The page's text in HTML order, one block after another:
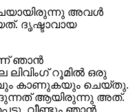
അവൾ
ദൃഷ്ടാവായ
ഞാൻ
ലിവിംഗ് റൂമിൽ ഒരു
കാണുകയും ചെയ്തു.
ആയിരുന്നു അത്.
വീണ്ടും ഞാൻ